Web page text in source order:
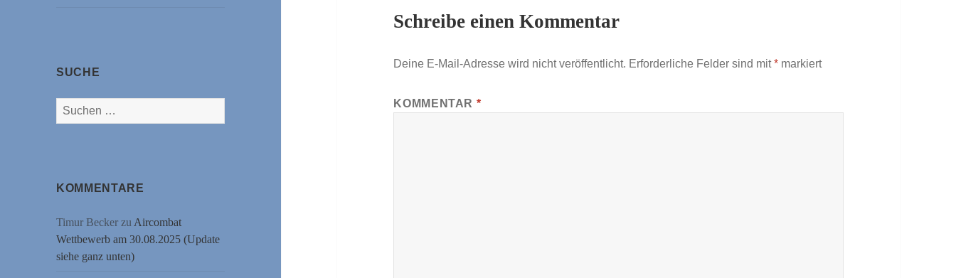
SUCHE
Suchen
nach:
KOMMENTARE
Timur Becker zu Aircombat
Wettbewerb am 30.08.2025 (Update
siehe ganz unten)
Schreibe einen Kommentar
Deine E-Mail-Adresse wird nicht veröffentlicht. Erforderliche Felder sind mit* markiert
KOMMENTAR *